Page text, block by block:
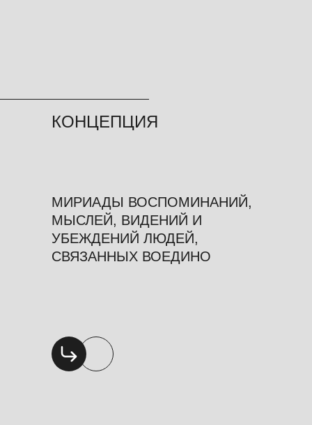
КОНЦЕПЦИЯ
МИРИАДЫ ВОСПОМИНАНИЙ,
МЫСЛЕЙ, ВИДЕНИЙ И
УБЕЖДЕНИЙ ЛЮДЕЙ,
СВЯЗАННЫХ ВОЕДИНО